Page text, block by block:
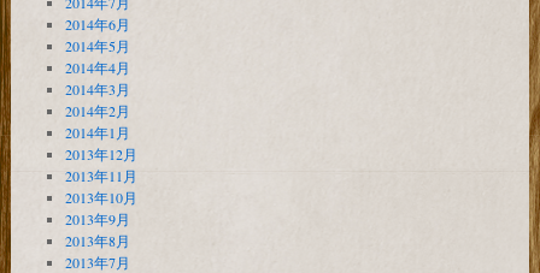
2014年6月
2014年5月
2014年4月
2014年3月
2014年2月
2014年1月
2013年12月
2013年11月
2013年10月
2013年9月
2013年8月
2013年7月